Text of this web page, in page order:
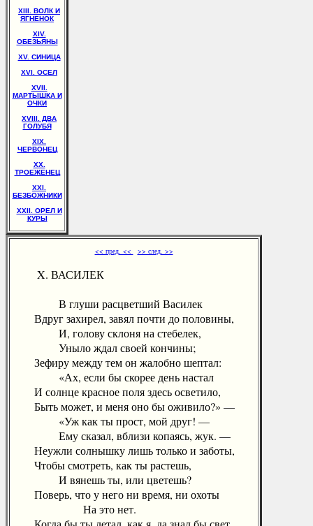
XIII. ВОЛК И
ЯГНЕНОК
XIV.
ОБЕЗЬЯНЫ
XV. СИНИЦА
XVI. ОСЕЛ
XVII.
МАРТЫШКА И
ОЧКИ
XVIII. ДВА
ГОЛУБЯ
XIX.
ЧЕРВОНЕЦ
XX.
ТРОЕЖЕНЕЦ
XXI.
БЕЗБОЖНИКИ
XXII. ОРЕЛ И
КУРЫ
<< пред. << >> след. >>
X. ВАСИЛЕК
В глуши расцветший Василек
Вдруг захирел, завял почти до половины,
И, голову склоня на стебелек,
Уныло ждал своей кончины;
Зефиру между тем он жалобно шептал:
«Ах, если бы скорее день настал
И солнце красное поля здесь осветило,
Быть может, и меня оно бы оживило?» —
«Уж как ты прост, мой друг! —
Ему сказал, вблизи копаясь, жук. —
Неужли солнышку лишь только и заботы,
Чтобы смотреть, как ты растешь,
И вянешь ты, или цветешь?
Поверь, что у него ни время, ни охоты
На это нет.